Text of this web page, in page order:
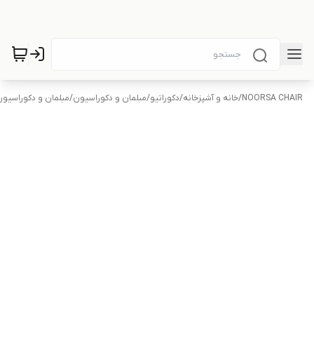
NOORSA CHAIR
/خانه و آشپزخانه/دکوراتیو/مبلمان و دکوراسیون/مبلمان و